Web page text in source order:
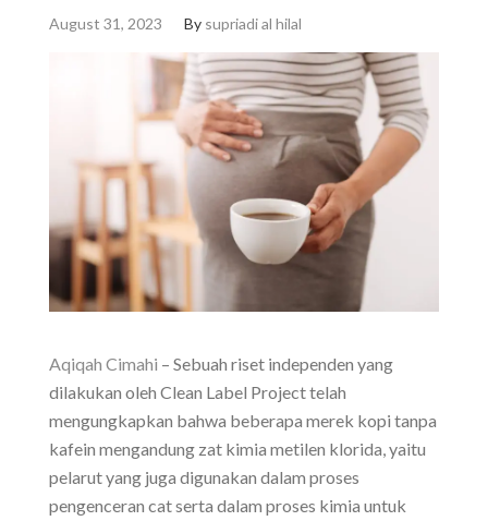
August 31, 2023 By supriadi al hilal
Aqiqah Cimahi – Sebuah riset independen yang
dilakukan oleh Clean Label Project telah
mengungkapkan bahwa beberapa merek kopi tanpa
kafein mengandung zat kimia metilen klorida, yaitu
pelarut yang juga digunakan dalam proses
pengenceran cat serta dalam proses kimia untuk